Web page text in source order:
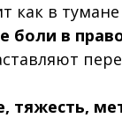
как в тумане
боли в
тяжесть,